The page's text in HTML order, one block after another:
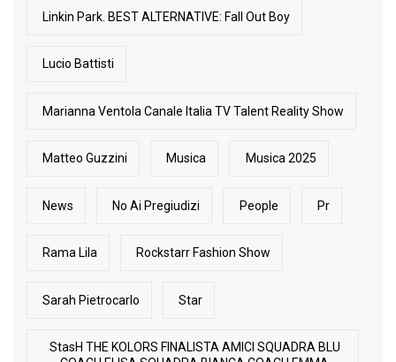
Linkin Park. BEST ALTERNATIVE: Fall Out Boy
Lucio Battisti
Marianna Ventola Canale Italia TV Talent Reality Show
Matteo Guzzini Musica Musica 2025
News No Ai Pregiudizi People Pr
Rama Lila Rockstarr Fashion Show
Sarah Pietrocarlo Star
StasH THE KOLORS FINALISTA AMICI SQUADRA BLU